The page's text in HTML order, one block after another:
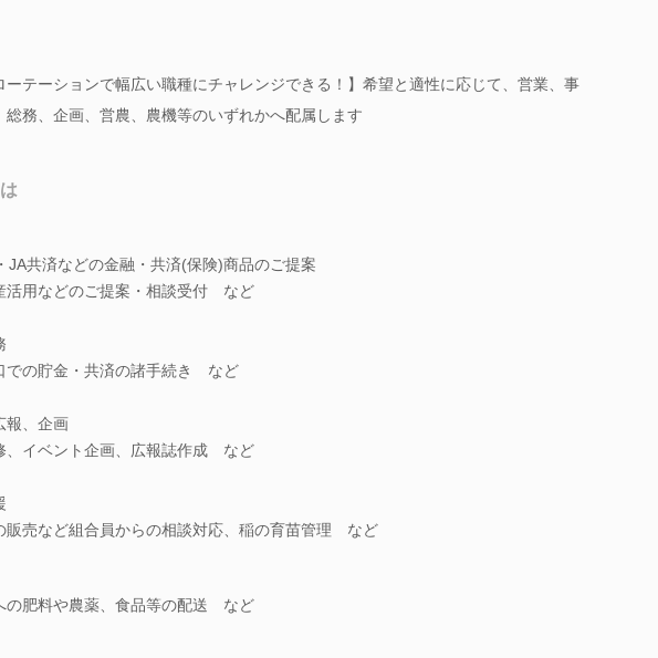
ーテーションで幅広い職種にチャレンジできる！】希望と適性に応じて、営業、事
総務、企画、営農、農機等のいずれかへ配属します
JA共済などの金融・共済(保険)商品のご提案
活用などのご提案・相談受付 など
での貯金・共済の諸手続き など
、企画
、イベント企画、広報誌作成 など
販売など組合員からの相談対応、稲の育苗管理 など
の肥料や農薬、食品等の配送 など